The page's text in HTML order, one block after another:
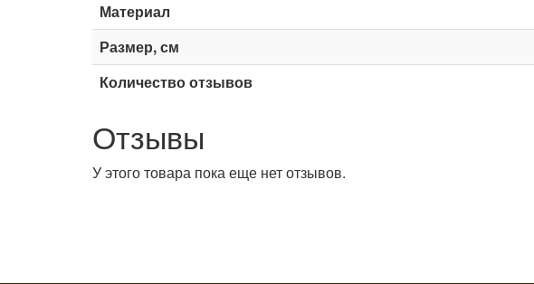
Материал
Размер, см
Количество отзывов
Отзывы
У этого товара пока еще нет отзывов.